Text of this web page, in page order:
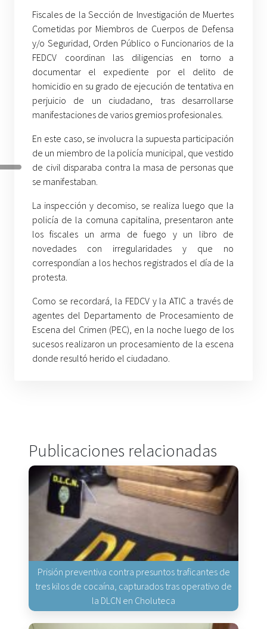
Fiscales de la Sección de Investigación de Muertes
Cometidas por Miembros de Cuerpos de Defensa
y/o Seguridad, Orden Público o Funcionarios de la
FEDCV coordinan las diligencias en torno a
documentar el expediente por el delito de
homicidio en su grado de ejecución de tentativa en
perjuicio de un ciudadano, tras desarrollarse
manifestaciones de varios gremios profesionales.
En este caso, se involucra la supuesta participación
de un miembro de la policía municipal, que vestido
de civil disparaba contra la masa de personas que
se manifestaban.
La inspección y decomiso, se realiza luego que la
policía de la comuna capitalina, presentaron ante
los fiscales un arma de fuego y un libro de
novedades con irregularidades y que no
correspondían a los hechos registrados el día de la
protesta.
Como se recordará, la FEDCV y la ATIC a través de
agentes del Departamento de Procesamiento de
Escena del Crimen (PEC), en la noche luego de los
sucesos realizaron un procesamiento de la escena
donde resultó herido el ciudadano.
Publicaciones relacionadas
Prisión preventiva contra presuntos traficantes de
tres kilos de cocaína, capturados tras operativo de
la DLCN en Choluteca